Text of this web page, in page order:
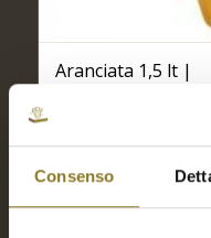
Consenso
Aranciata 1,5 lt |
Aggiungi al